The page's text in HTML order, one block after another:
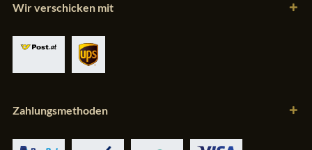
Wir verschicken mit
Zahlungsmethoden